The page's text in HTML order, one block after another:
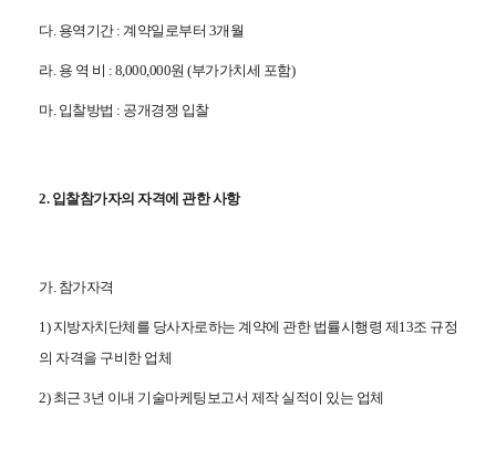
다. 용역기간 : 계약일로부터 3개월
라. 용 역 비 : 8,000,000원 (부가가치세 포함)
마. 입찰방법 : 공개경쟁 입찰
2. 입찰참가자의 자격에 관한 사항
가. 참가자격
1) 지방자치단체를 당사자로하는 계약에 관한 법률시행령 제13조 규정
의 자격을 구비한 업체
2) 최근 3년 이내 기술마케팅보고서 제작 실적이 있는 업체